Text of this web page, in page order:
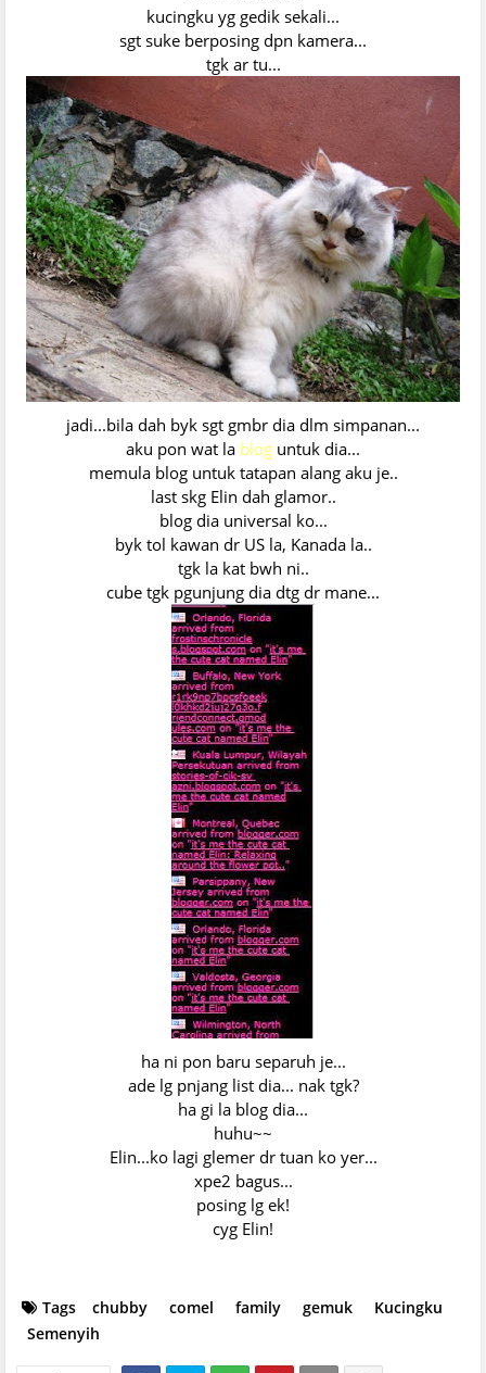
kucingku yg gedik sekali...
sgt suke berposing dpn kamera...
tgk ar tu...
jadi...bila dah byk sgt gmbr dia dlm simpanan...
aku pon wat la blog untuk dia...
memula blog untuk tatapan alang aku je..
last skg Elin dah glamor..
blog dia universal ko...
byk tol kawan dr US la, Kanada la..
tgk la kat bwh ni..
cube tgk pgunjung dia dtg dr mane...
ha ni pon baru separuh je...
ade lg pnjang list dia... nak tgk?
ha gi la blog dia...
huhu~~
Elin...ko lagi glemer dr tuan ko yer...
xpe2 bagus...
posing lg ek!
cyg Elin!
Tags chubby comel family gemuk
Kucingku
Semenyih